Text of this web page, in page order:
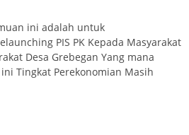
ini adalah untuk
PIS PK Kepada Masyarakat
Desa Grebegan Yang mana
Tingkat Perekonomian Masih